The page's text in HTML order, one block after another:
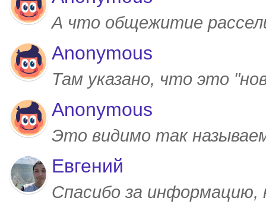
А что общежитие
Anonymous
Там указано, что это
Anonymous
Это видимо так
Евгений
Спасибо за